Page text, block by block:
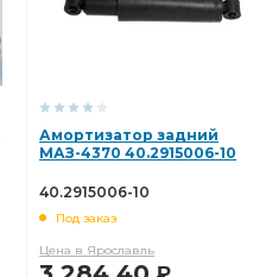
Амортизатор задний
МАЗ-4370 40.2915006-10
40.2915006-10
Под заказ
Цена в Ярославль